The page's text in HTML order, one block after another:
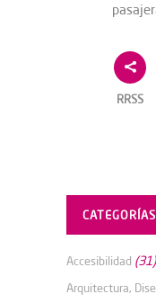
RRSS
CATEGORÍAS
Accesibilidad (31)
Arquitectura,